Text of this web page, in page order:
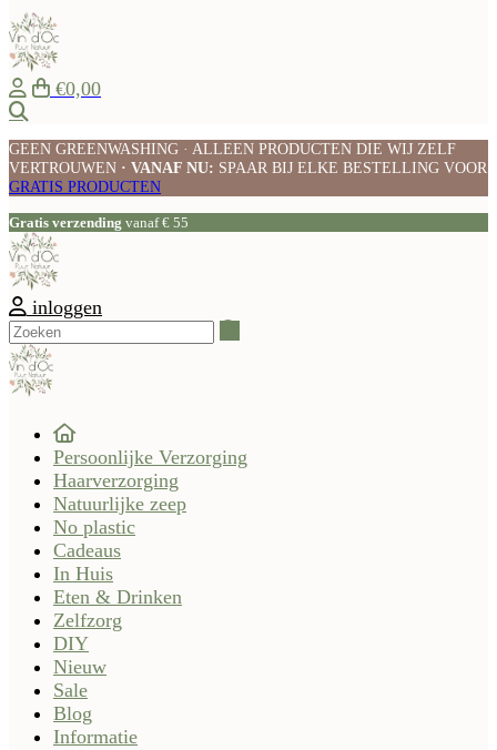
€0,00
GEEN GREENWASHING · ALLEEN PRODUCTEN DIE WIJ ZELF
VERTROUWEN · VANAF NU: SPAAR BIJ ELKE BESTELLING VOOR
GRATIS PRODUCTEN
Gratis verzending vanaf € 55
inloggen
Persoonlijke Verzorging
Haarverzorging
Natuurlijke zeep
No plastic
Cadeaus
In Huis
Eten & Drinken
Zelfzorg
DIY
Nieuw
Sale
Blog
Informatie